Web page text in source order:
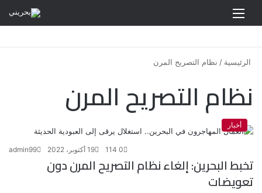
الرئيسية / نظام التصريح المرن
نظام التصريح المرن
أخبار
admin99 19 أكتوبر، 2022 0
تخبط البحرين: إلغاء نظام التصريح المرن دون
تعويضات